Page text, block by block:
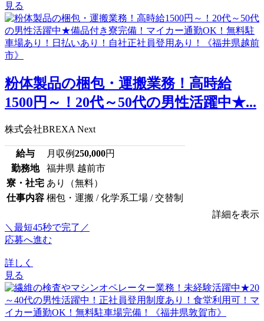
見る
粉体製品の梱包・運搬業務！高時給
1500円～！20代～50代の男性活躍中★...
株式会社BREXA Next
給与 月収例250,000円
勤務地
福井県 越前市
寮・社宅 あり（無料）
仕事内容 梱包・運搬 / 化学系工場 / 交替制
詳細を表示
＼最短45秒で完了／
応募へ進む
詳しく
見る